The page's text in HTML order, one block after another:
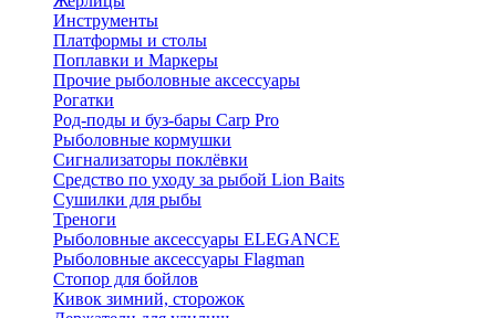
Инструменты
Платформы и столы
Поплавки и Маркеры
Прочие рыболовные аксессуары
Рогатки
Род-поды и буз-бары Carp Pro
Рыболовные кормушки
Сигнализаторы поклёвки
Средство по уходу за рыбой Lion Baits
Сушилки для рыбы
Треноги
Рыболовные аксессуары ELEGANCE
Рыболовные аксессуары Flagman
Стопор для бойлов
Кивок зимний, сторожок